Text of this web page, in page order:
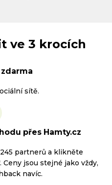
ve 3 krocích
sítě.
přes Hamty.cz
partnerů a klikněte
Ceny jsou stejné jako vždy,
navíc.